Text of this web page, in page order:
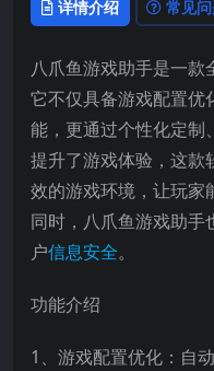
详情介绍 常见
八爪鱼游戏助手是一款
它不仅具备游戏配置优
能，更通过个性化定制
提升了游戏体验，这款
效的游戏环境，让玩家
同时，八爪鱼游戏助手
户信息安全。
功能介绍
1、游戏配置优化：自